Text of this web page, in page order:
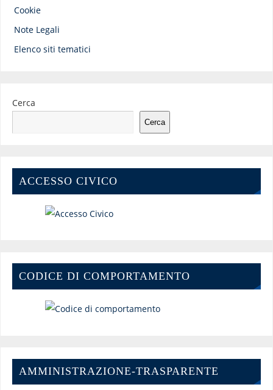
Cookie
Note Legali
Elenco siti tematici
Cerca
Cerca
ACCESSO CIVICO
CODICE DI COMPORTAMENTO
AMMINISTRAZIONE-TRASPARENTE